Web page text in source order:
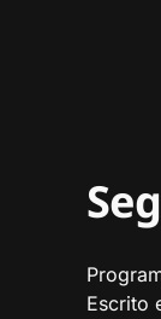
Escrito